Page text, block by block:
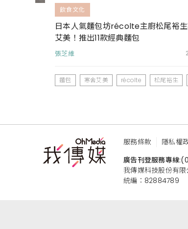
飲食文化
日本人氣麵包坊récolte主廚松尾裕
艾美！推出11款經典麵包
張芝維
麵包 寒舍艾美 récolte 松尾裕生
服務條款 隱私權
廣告刊登服務專線:
我傳媒科技股份有限
統編：82884789